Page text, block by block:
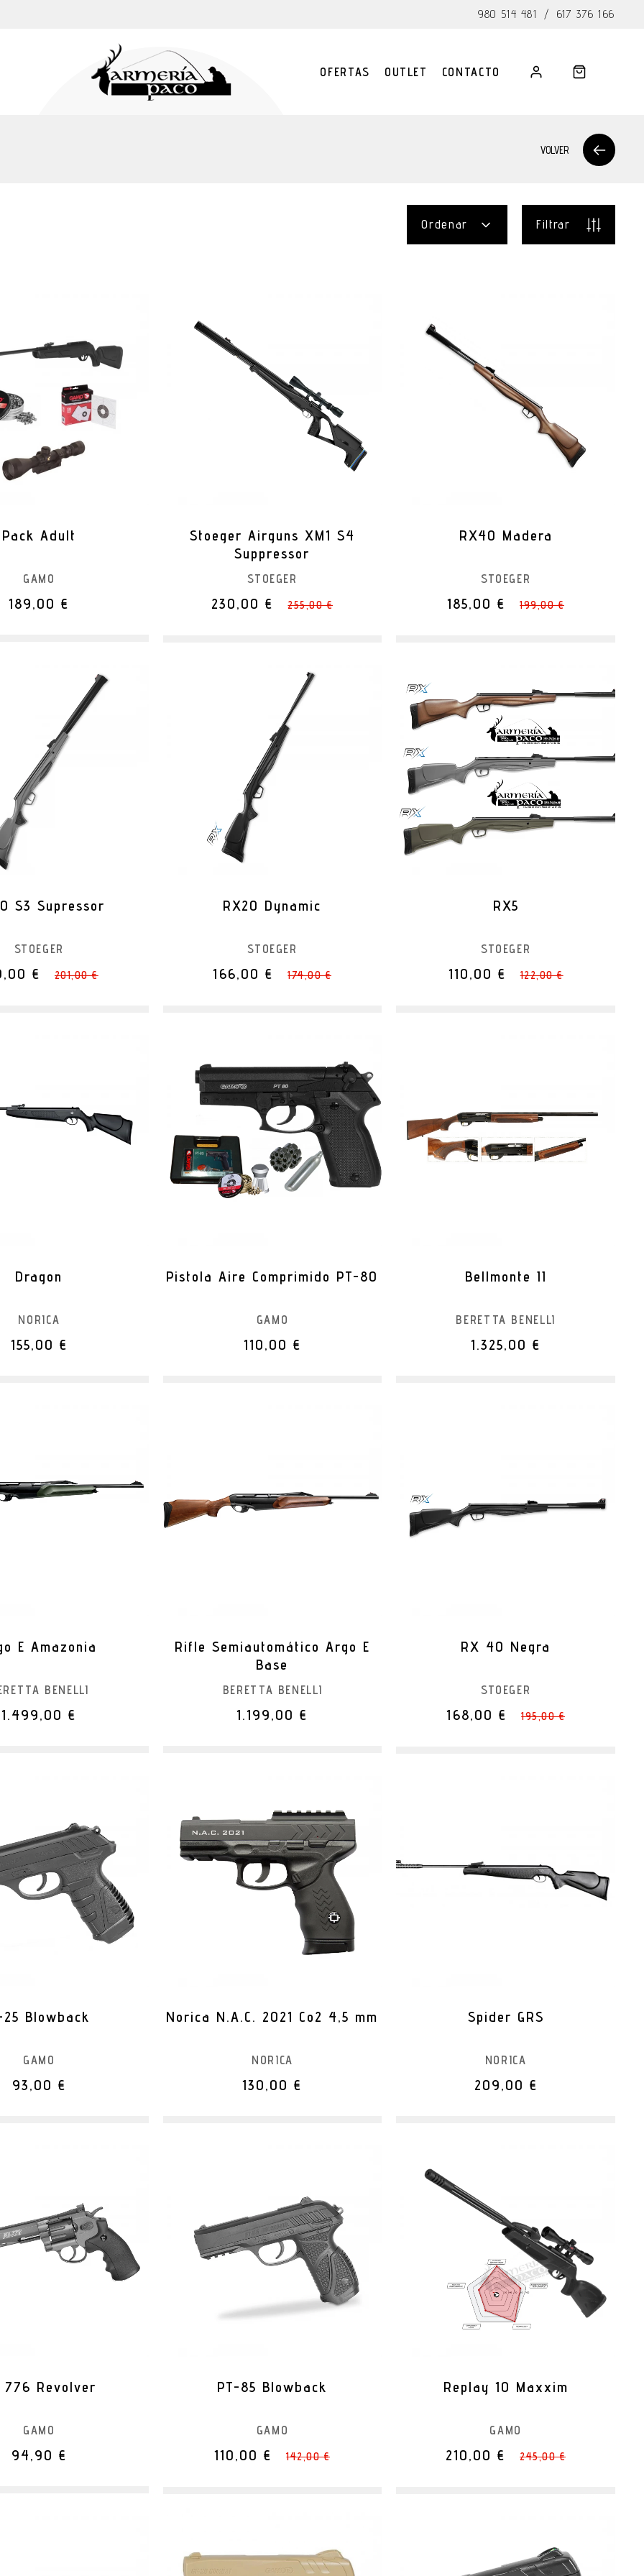
980 514 481 / 617 376 166
OFERTAS OUTLET CONTACTO
VOLVER
Ordenar Filtrar
Pack Adult
GAMO
189,00 €
Stoeger Airguns XM1 S4
Suppressor
STOEGER
230,00 € 255,00 €
RX40 Madera
STOEGER
185,00 € 199,00 €
S3 Supressor
STOEGER
€ 201,00 €
RX20 Dynamic
STOEGER
166,00 € 174,00 €
RX5
STOEGER
110,00 € 122,00 €
Dragon
NORICA
155,00 €
Pistola Aire Comprimido PT-80
GAMO
110,00 €
Bellmonte II
BERETTA BENELLI
1.325,00 €
E Amazonia
BENELLI
1.499,00 €
Rifle Semiautomático Argo E
Base
BERETTA BENELLI
1.199,00 €
RX 40 Negra
STOEGER
168,00 € 195,00 €
25 Blowback
GAMO
93,00 €
Norica N.A.C. 2021 Co2 4,5 mm
NORICA
130,00 €
Spider GRS
NORICA
209,00 €
776 Revolver
GAMO
94,90 €
PT-85 Blowback
GAMO
110,00 € 142,00 €
Replay 10 Maxxim
GAMO
210,00 € 245,00 €